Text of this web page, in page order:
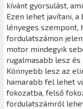
kívánt gyorsulást,
Ezen lehet javítani,
lényeges szempont,
fordulatszámon
motor mindegyik
rugalmasabb lesz
Könnyebb lesz az
hamarabb fel lehet
fokozatba, felső
fordulatszámról